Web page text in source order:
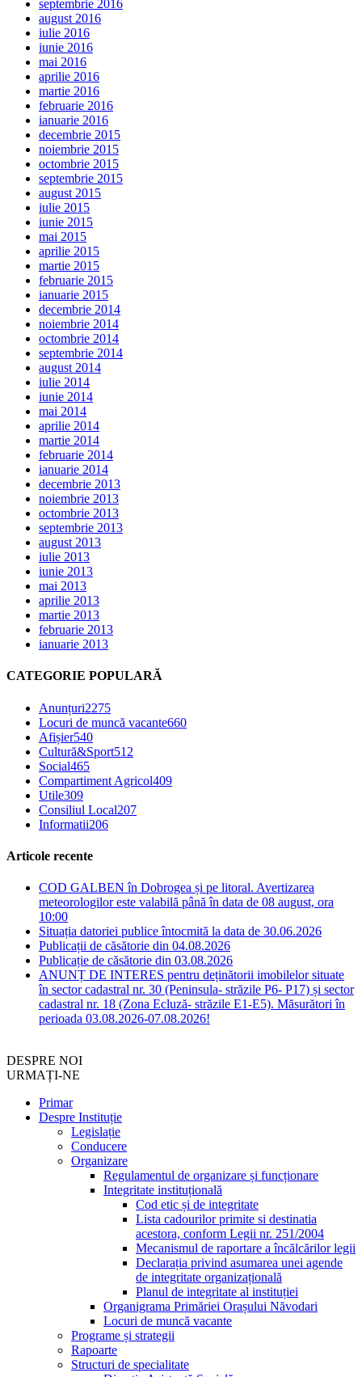
septembrie 2016
august 2016
iulie 2016
iunie 2016
mai 2016
aprilie 2016
martie 2016
februarie 2016
ianuarie 2016
decembrie 2015
noiembrie 2015
octombrie 2015
septembrie 2015
august 2015
iulie 2015
iunie 2015
mai 2015
aprilie 2015
martie 2015
februarie 2015
ianuarie 2015
decembrie 2014
noiembrie 2014
octombrie 2014
septembrie 2014
august 2014
iulie 2014
iunie 2014
mai 2014
aprilie 2014
martie 2014
februarie 2014
ianuarie 2014
decembrie 2013
noiembrie 2013
octombrie 2013
septembrie 2013
august 2013
iulie 2013
iunie 2013
mai 2013
aprilie 2013
martie 2013
februarie 2013
ianuarie 2013
CATEGORIE POPULARĂ
Anunțuri2275
Locuri de muncă vacante660
Afișier540
Cultură&Sport512
Social465
Compartiment Agricol409
Utile309
Consiliul Local207
Informatii206
Articole recente
COD GALBEN în Dobrogea și pe litoral. Avertizarea
meteorologilor este valabilă până în data de 08 august, ora
10:00
Situația datoriei publice întocmită la data de 30.06.2026
Publicații de căsătorie din 04.08.2026
Publicație de căsătorie din 03.08.2026
ANUNȚ DE INTERES pentru deținătorii imobilelor situate
în sector cadastral nr. 30 (Peninsula- străzile P6- P17) și sector
cadastral nr. 18 (Zona Ecluză- străzile E1-E5). Măsurători în
perioada 03.08.2026-07.08.2026!
DESPRE NOI
URMAȚI-NE
Primar
Despre Instituție
Legislație
Conducere
Organizare
Regulamentul de organizare și funcționare
Integritate instituțională
Cod etic și de integritate
Lista cadourilor primite si destinatia
acestora, conform Legii nr. 251/2004
Mecanismul de raportare a încălcărilor legii
Declarația privind asumarea unei agende
de integritate organizațională
Planul de integritate al instituției
Organigrama Primăriei Orașului Năvodari
Locuri de muncă vacante
Programe și strategii
Rapoarte
Structuri de specialitate